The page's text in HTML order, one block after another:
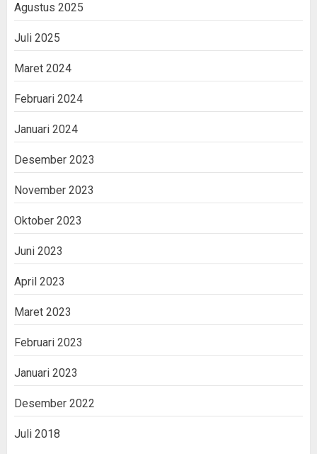
Agustus 2025
Juli 2025
Maret 2024
Februari 2024
Januari 2024
Desember 2023
November 2023
Oktober 2023
Juni 2023
April 2023
Maret 2023
Februari 2023
Januari 2023
Desember 2022
Juli 2018